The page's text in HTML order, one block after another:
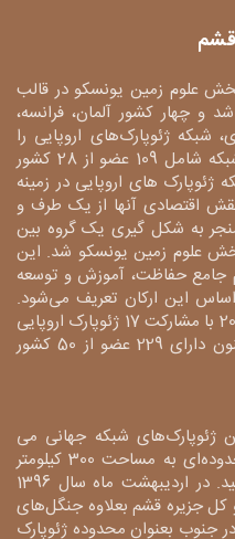
علوم زمین یونسکو در قالب
و چهار کشور آلمان، فرانسه،
یونان در سال 2000 میلادی، شبکه ژئوپارک‌های اروپایی را
معرفی نمودند و در حال حاضر این شبکه شامل 109 عضو از 28 کشور
ژئوپارک های اروپایی در زمینه
اقتصادی آنها از یک طرف و
به شکل گیری یک گروه بین
علوم زمین یونسکو شد. این
جامع حفاظت، آموزش و توسعه
اساس این ارکان تعریف می‌شود.
شبکه ژئوپارک های جهانی در سال 2004 با مشارکت 17 ژئوپارک اروپایی
و 8 ژئوپارک از چین پدید آمد و اکنون دارای 229 عضو از 50 کشور
ژئوپارک‌های شبکه جهانی می
باشد که در سال 1385 به عنوان محدوده‌ای به مساحت 300 کیلومتر
مربع از غرب جزیره قشم به ثبت رسید. در اردیبهشت ماه سال 1396
کل جزیره قشم بعلاوه جنگل‌های
جنوب بعنوان محدوده ژئوپارک